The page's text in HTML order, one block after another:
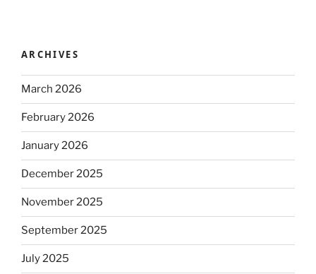
ARCHIVES
March 2026
February 2026
January 2026
December 2025
November 2025
September 2025
July 2025